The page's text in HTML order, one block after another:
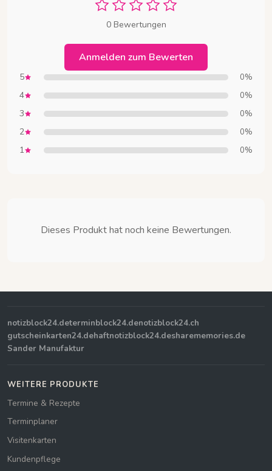
0 Bewertungen
Anmelden zum Bewerten
5 0%
4 0%
3 0%
2 0%
1 0%
Dieses Produkt hat noch keine Bewertungen.
notizblock24.determinblock24.denotizblock24.ch
gutscheinkarten24.dehaftnotizblock24.desharememories.de
Sander Manufaktur
WEITERE PRODUKTE
Termine & Rezepte
Terminplaner
Visitenkarten
Kundenpflege